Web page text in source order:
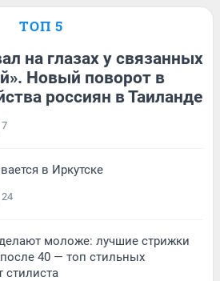
ТОП 5
на глазах у связанных
Новый поворот в
россиян в Таиланде
7
в Иркутске
24
моложе: лучшие стрижки
40 — топ стильных
стилиста